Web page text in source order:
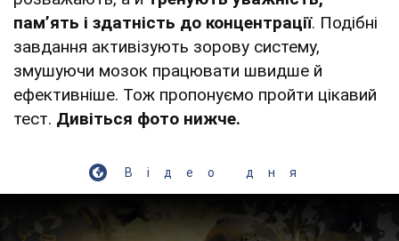
пам’ять і здатність до концентрації. Подібні
завдання активізують зорову систему,
змушуючи мозок працювати швидше й
ефективніше. Тож пропонуємо пройти цікавий
тест. Дивіться фото нижче.
Відео дня